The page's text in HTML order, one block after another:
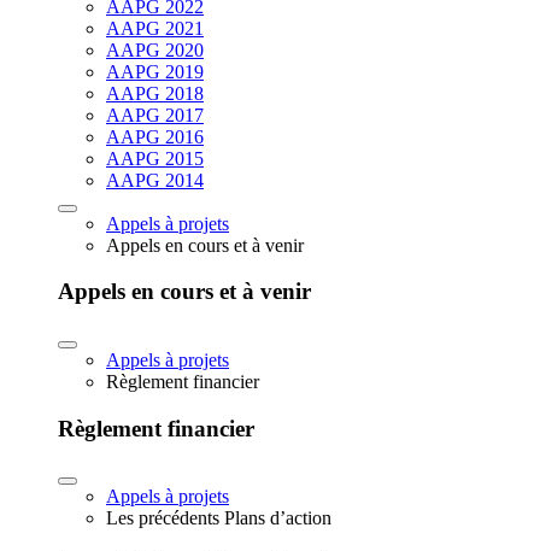
AAPG 2022
AAPG 2021
AAPG 2020
AAPG 2019
AAPG 2018
AAPG 2017
AAPG 2016
AAPG 2015
AAPG 2014
Appels à projets
Appels en cours et à venir
Appels en cours et à venir
Appels à projets
Règlement financier
Règlement financier
Appels à projets
Les précédents Plans d’action